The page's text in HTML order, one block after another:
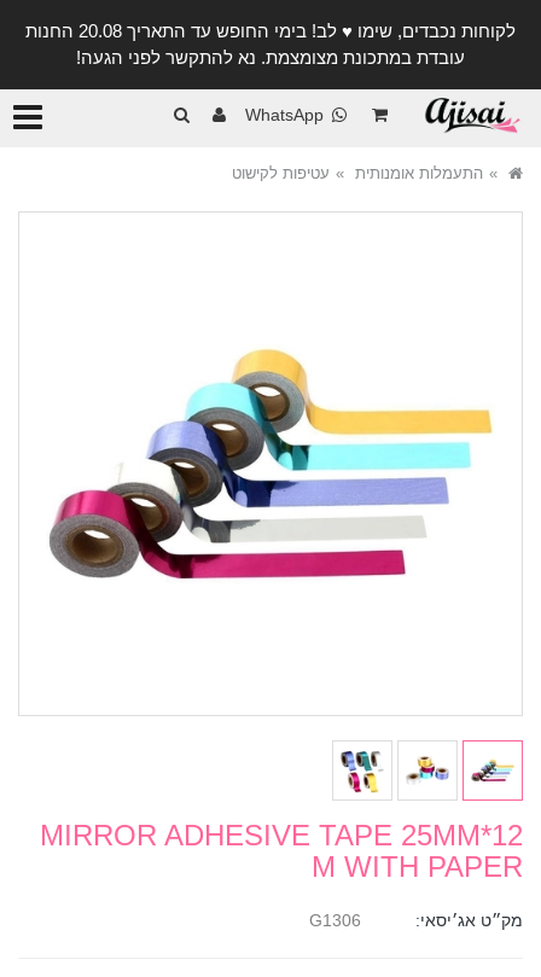
לקוחות נכבדים, שימו ♥️ לב! בימי החופש עד התאריך 20.08 החנות
עובדת במתכונת מצומצמת. נא להתקשר לפני הגעה!
WhatsApp
התעמלות אומנותית עטיפות לקישוט
MIRROR ADHESIVE TAPE 25MM*12
M WITH PAPER
מק״ט אג׳יסאי: